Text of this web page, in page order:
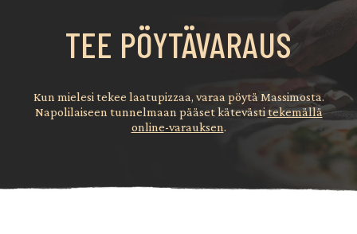
TEE PÖYTÄVARAUS
Kun mielesi tekee laatupizzaa, varaa pöytä Massimosta.
Napolilaiseen tunnelmaan pääset kätevästitekemällä
online-varauksen.